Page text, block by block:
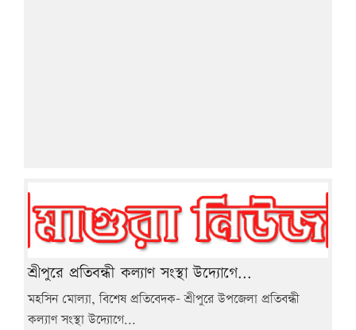
শ্রীপুরে প্রতিবন্ধী কল্যাণ সংস্থা উদ্যোগে...
মহসিন মোল্যা, বিশেষ প্রতিবেদক- শ্রীপুরে উপজেলা প্রতিবন্ধী
কল্যাণ সংস্থা উদ্যোগে...